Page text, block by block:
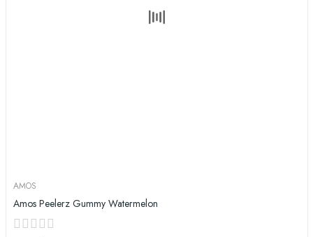
AMOS
Amos Peelerz Gummy Watermelon